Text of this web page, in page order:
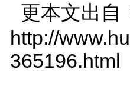
更本文出自
http://
365196.html